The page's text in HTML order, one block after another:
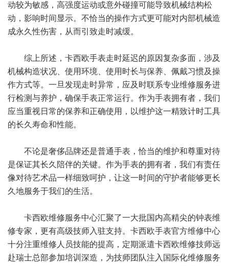
动较为敏感，高强度运动或意外碰撞可能导致机械结构松
动，影响时间显示。不恰当的操作方式更可能对内部机械造
成永久性伤害，从而引致走时减缓。
综上所述，卡西欧手表走时延迟的原因复杂多面，涉及
机械构造状况、使用环境、使用时长与保养、佩戴习惯及操
作方式等。一旦发现走时异常，应及时联系专业维修服务进
行检测与养护，确保手表正常运行。作为手表拥有者，我们
应当重视日常的保养和正确使用，以维护这一精致计时工具
的长久寿命和性能。
不论是奢侈品牌还是普通手表，恰当的维护和尊重对待
是保证其长久陪伴的关键。作为手表的拥有者，我们有责任
像对待艺术品一样细致呵护，让这一时间的守护者能够更长
久地服务于我们的生活。
卡西欧维修服务中心汇聚了一大批国内高精尖的钟表维
修专家，更有高级技师入驻支持。卡西欧手表官方维修中心
十分注重维修人员技能的提高，定期派遣卡西欧维修技师远
赴瑞士总部参加培训深造，为技师团队注入国际化维修服务